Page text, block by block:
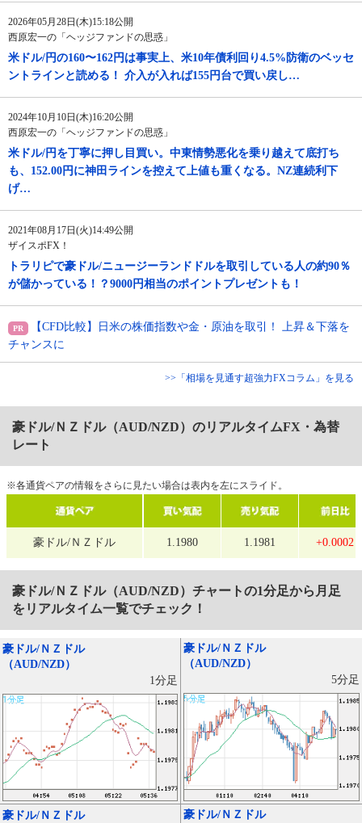
2026年05月28日(木)15:18公開
西原宏一の「ヘッジファンドの思惑」
米ドル/円の160〜162円は事実上、米10年債利回り4.5%防衛のベッセ
ントラインと読める！ 介入が入れば155円台で買い戻し…
2024年10月10日(木)16:20公開
西原宏一の「ヘッジファンドの思惑」
米ドル/円を丁寧に押し目買い。中東情勢悪化を乗り越えて底打ち
も、152.00円に神田ラインを控えて上値も重くなる。NZ連続利下
げ…
2021年08月17日(火)14:49公開
ザイスポFX！
トラリピで豪ドル/ニュージーランドドルを取引している人の約90％
が儲かっている！？9000円相当のポイントプレゼントも！
【CFD比較】日米の株価指数や金・原油を取引！ 上昇＆下落を
チャンスに
>>「相場を見通す超強力FXコラム」を見る
豪ドル/ＮＺドル（AUD/NZD）のリアルタイムFX・為替
レート
※各通貨ペアの情報をさらに見たい場合は表内を左にスライド。
豪ドル/ＮＺドル 1.1980 1.1981 +0.0002
豪ドル/ＮＺドル（AUD/NZD） チャートの1分足から月足
をリアルタイム一覧でチェック！
豪ドル/ＮＺドル
（AUD/NZD）
1分足
豪ドル/ＮＺドル
（AUD/NZD）
5分足
豪ドル/ＮＺドル
豪ドル/ＮＺドル